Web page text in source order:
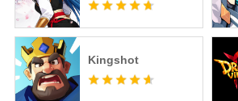
Kingshot